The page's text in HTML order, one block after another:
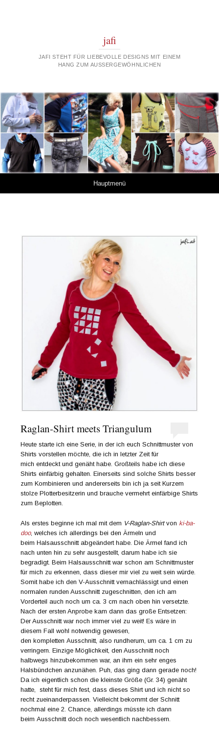
jafi
JAFI STEHT FÜR LIEBEVOLLE DESIGNS MIT EINEM
HANG ZUM AUSSERGEWÖHNLICHEN
Hauptmenü
Raglan-Shirt meets Triangulum
Heute starte ich eine Serie, in der ich euch Schnittmuster von
Shirts vorstellen möchte, die ich in letzter Zeit für
mich entdeckt und genäht habe. Großteils habe ich diese
Shirts einfärbig gehalten. Einerseits sind solche Shirts besser
zum Kombinieren und andererseits bin ich ja seit Kurzem
stolze Plotterbesitzerin und brauche vermehrt einfärbige Shirts
zum Beplotten.
Als erstes beginne ich mal mit dem V-Raglan-Shirtvon ki-ba-
doo, welches ich allerdings bei den Ärmeln und
beim Halsausschnitt abgeändert habe. Die Ärmel fand ich
nach unten hin zu sehr ausgestellt, darum habe ich sie
begradigt. Beim Halsausschnitt war schon am Schnittmuster
für mich zu erkennen, dass dieser mir viel zu weit sein würde.
Somit habe ich den V-Ausschnitt vernachlässigt und einen
normalen runden Ausschnitt zugeschnitten, den ich am
Vorderteil auch noch um ca. 3 cm nach oben hin versetzte.
Nach der ersten Anprobe kam dann das große Entsetzen:
Der Ausschnitt war noch immer viel zu weit! Es wäre in
diesem Fall wohl notwendig gewesen,
den kompletten Ausschnitt, also rundherum, um ca. 1 cm zu
verringern. Einzige Möglichkeit, den Ausschnitt noch
halbwegs hinzubekommen war, an ihm ein sehr enges
Halsbündchen anzunähen. Puh, das ging dann gerade noch!
Da ich eigentlich schon die kleinste Größe (Gr. 34) genäht
hatte, steht für mich fest, dass dieses Shirt und ich nicht so
recht zueinanderpassen. Vielleicht bekommt der Schnitt
nochmal eine 2. Chance, allerdings müsste ich dann
beim Ausschnitt doch noch wesentlich nachbessern.